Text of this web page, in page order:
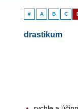
# A B C
drastikum